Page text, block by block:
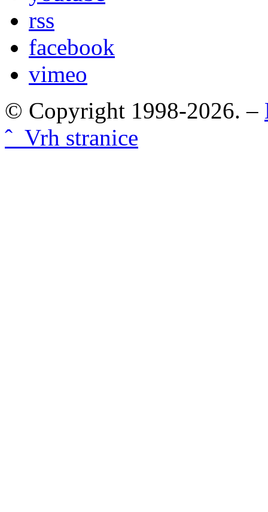
rss
facebook
vimeo
© Copyright 1998-2026. –
ˆ Vrh stranice